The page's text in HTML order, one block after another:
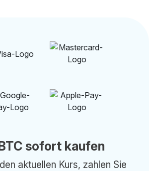
sofort kaufen
aktuellen Kurs, zahlen Sie